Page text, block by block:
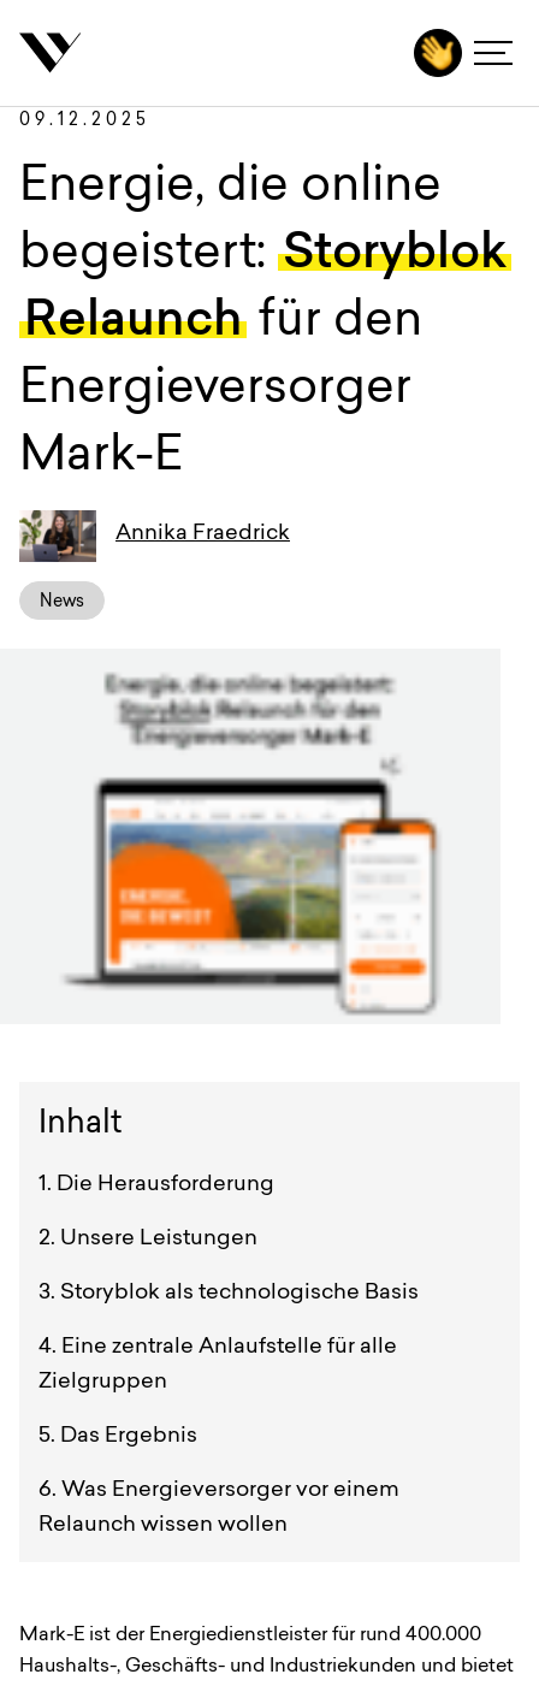
Leistungen
Technologien
Projekte
Karriere
Anfrage
Zurück
09.12.2025
Energie, die online
begeistert: Storyblok
Relaunch für den
Energieversorger
Mark-E
Annika Fraedrick
News
Inhalt
Die Herausforderung
Unsere Leistungen
Storyblok als technologische Basis
Eine zentrale Anlaufstelle für alle
Zielgruppen
Das Ergebnis
Was Energieversorger vor einem
Relaunch wissen wollen
Mark-E ist der Energiedienstleister für rund 400.000
Haushalts-, Geschäfts- und Industriekunden und bietet